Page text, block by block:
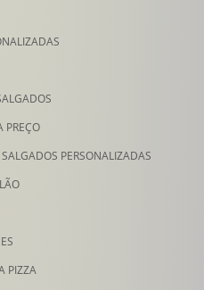
PREÇO
PERSONALIZADAS
PIZZA